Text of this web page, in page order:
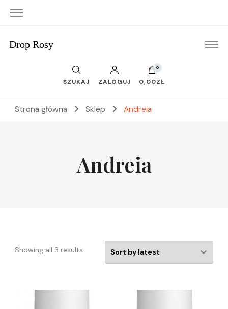
Drop Rosy
SZUKAJ ZALOGUJ
0
0,00ZŁ
Strona główna Sklep Andreia
Andreia
Showing all 3 results